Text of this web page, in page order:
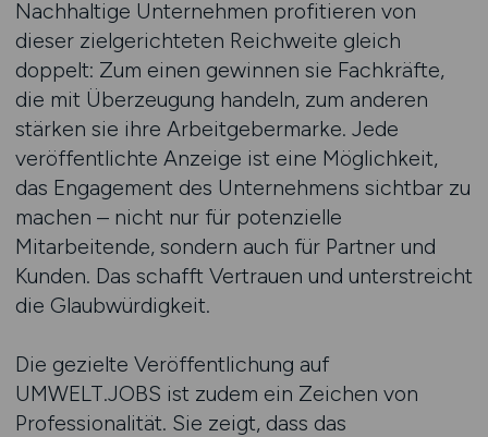
Nachhaltige Unternehmen profitieren von
dieser zielgerichteten Reichweite gleich
doppelt: Zum einen gewinnen sie Fachkräfte,
die mit Überzeugung handeln, zum anderen
stärken sie ihre Arbeitgebermarke. Jede
veröffentlichte Anzeige ist eine Möglichkeit,
das Engagement des Unternehmens sichtbar zu
machen – nicht nur für potenzielle
Mitarbeitende, sondern auch für Partner und
Kunden. Das schafft Vertrauen und unterstreicht
die Glaubwürdigkeit.
Die gezielte Veröffentlichung auf
UMWELT.JOBS ist zudem ein Zeichen von
Professionalität. Sie zeigt, dass das